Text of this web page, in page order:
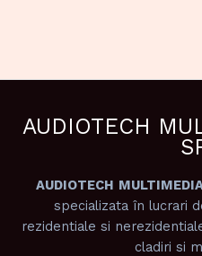
AUDIOTECH
AUDIOTECH
specializata în lucrari
rezidentiale si
cladiri si